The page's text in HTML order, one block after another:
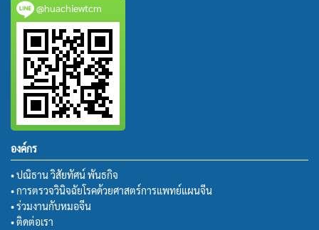
@huachiewtcm
องค์กร
• ปณิธาน วิสัยทัศน์ พันธกิจ
• การตรวจวินิจฉัยโรคด้วยศาสตร์การแพทย์แผนจีน
• ร่วมงานกับหมอจีน
• ติดต่อเรา